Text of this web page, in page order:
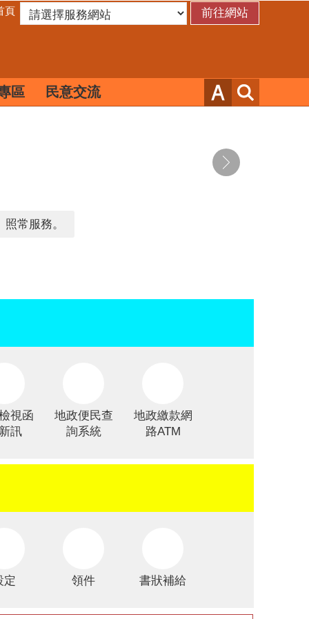
頁
區 民意交流
常服務。
視函
訊
地政便民查
詢系統
地政繳款網
路ATM
定 領件 書狀補給